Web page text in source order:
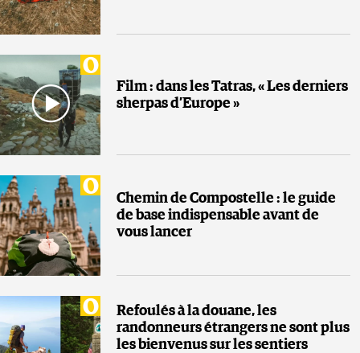
Film : dans les Tatras, « Les derniers
sherpas d’Europe »
Chemin de Compostelle : le guide
de base indispensable avant de
vous lancer
Refoulés à la douane, les
randonneurs étrangers ne sont plus
les bienvenus sur les sentiers